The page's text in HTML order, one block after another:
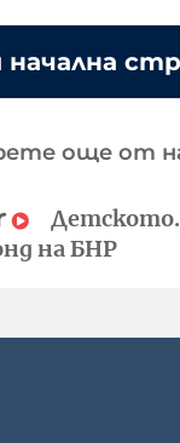
начална
още от
на БНР